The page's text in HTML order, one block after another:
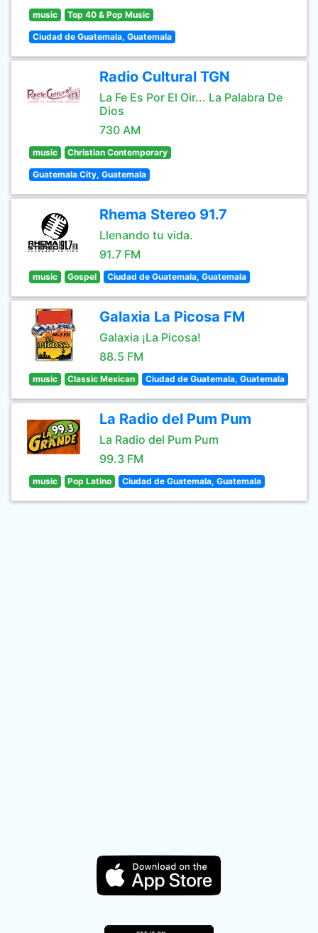
music Top 40 & Pop Music
Ciudad de Guatemala, Guatemala
Radio Cultural TGN
La Fe Es Por El Oir... La Palabra De
Dios
730 AM
music Christian Contemporary
Guatemala City, Guatemala
Rhema Stereo 91.7
Llenando tu vida.
91.7 FM
music Gospel Ciudad de Guatemala, Guatemala
Galaxia La Picosa FM
Galaxia ¡La Picosa!
88.5 FM
music Classic Mexican Ciudad de Guatemala, Guatemala
La Radio del Pum Pum
La Radio del Pum Pum
99.3 FM
music Pop Latino Ciudad de Guatemala, Guatemala